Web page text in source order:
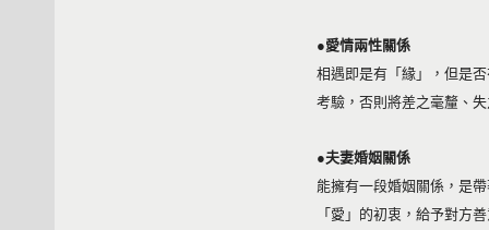
●愛情兩性關係
相遇即是有「緣」，但是
考驗，否則將差之毫釐、
●夫妻婚姻關係
能擁有一段婚姻關係，是
「愛」的初衷，給予對方